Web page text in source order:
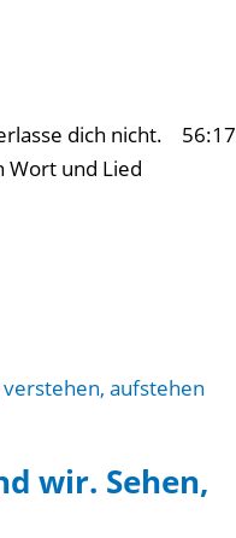
dich nicht. 56:17
Wort und Lied
wir. Sehen,